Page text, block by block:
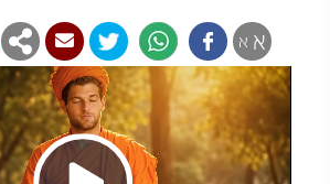
א א